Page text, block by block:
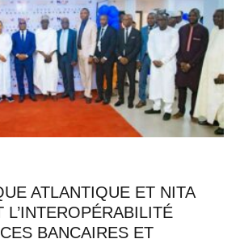
ATLANTIQUE ET NITA
L’INTEROPÉRABILITÉ
BANCAIRES ET